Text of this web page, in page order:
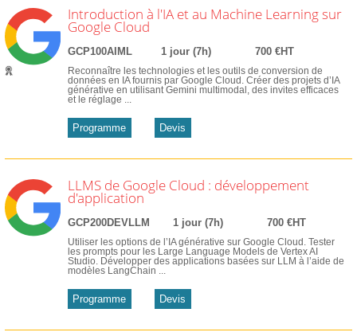
Introduction à l'IA et au Machine Learning sur
Google Cloud
GCP100AIML 1 jour (7h) 700 €HT
Reconnaître les technologies et les outils de conversion de
données en IA fournis par Google Cloud. Créer des projets d’IA
générative en utilisant Gemini multimodal, des invites efficaces
et le réglage ...
Programme Devis
LLMS de Google Cloud : développement
d'application
GCP200DEVLLM 1 jour (7h) 700 €HT
Utiliser les options de l’IA générative sur Google Cloud. Tester
les prompts pour les Large Language Models de Vertex AI
Studio. Développer des applications basées sur LLM à l’aide de
modèles LangChain ...
Programme Devis